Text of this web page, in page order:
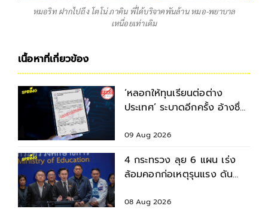
หมอริท ฝากไปถึง โตโน่ ภาคิน พี่ได้บริจาคพันล้าน หมอ-พยาบาล
เหนื่อยเท่าเดิม
เนื้อหาที่เกี่ยวข้อง
‘หลอกให้ทุนเรียนต่อต่าง
ประเทศ’ ระบาดอีกครั้ง อ้างชื่อ
ล็กเมล
09 Aug 2026
4 กระทรวง ลุย 6 แผน เร่ง
ล้อมคอกก่อเหตุรุนแรง ดัน
ศึกษา
08 Aug 2026